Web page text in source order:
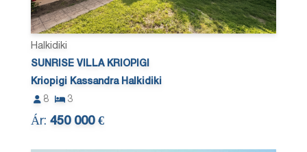
Halkidiki
SUNRISE VILLA KRIOPIGI
Kriopigi Kassandra Halkidiki
8
3
Ár:450 000 €